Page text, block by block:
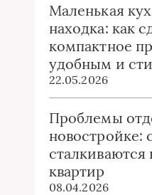
Маленькая
находка: как
компактное
удобным и
22.05.2026
Проблемы
новостройке:
сталкиваются
квартир
08.04.2026